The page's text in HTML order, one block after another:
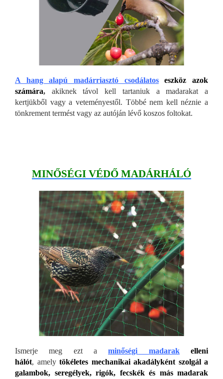
A hang alapú madárriasztó csodálatos
eszköz azok
számára, akiknek távol kell tartaniuk a madarakat a
kertjükből vagy a veteményestől. Többé nem kell néznie a
tönkrement termést vagy az autóján lévő koszos foltokat.
MINŐSÉGI VÉDŐ MADÁRHÁLÓ
Ismerje meg ezt aminőségi madarak
elleni
hálót, amely tökéletes mechanikai akadályként szolgál a
galambok, seregélyek, rigók, fecskék és más madarak